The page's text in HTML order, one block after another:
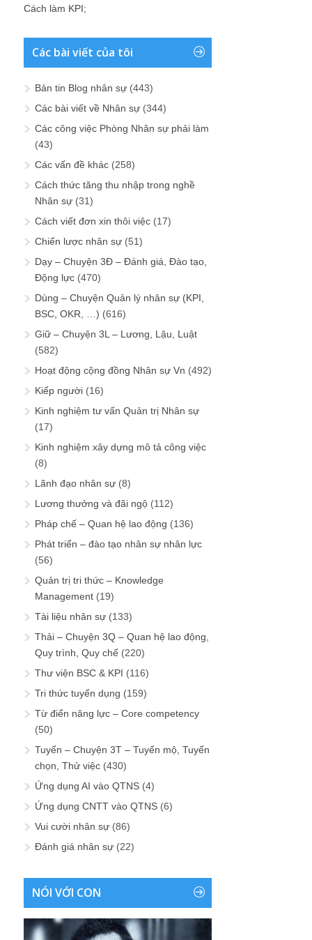
Cách làm KPI;
Các bài viết của tôi
Bản tin Blog nhân sự (443)
Các bài viết về Nhân sự (344)
Các công việc Phòng Nhân sự phải làm
(43)
Các vấn đề khác (258)
Cách thức tăng thu nhập trong nghề
Nhân sự (31)
Cách viết đơn xin thôi việc (17)
Chiến lược nhân sự (51)
Dạy – Chuyện 3Đ – Đánh giá, Đào tạo,
Động lực (470)
Dùng – Chuyện Quản lý nhân sự (KPI,
BSC, OKR, …) (616)
Giữ – Chuyện 3L – Lương, Lậu, Luật
(582)
Hoạt động cộng đồng Nhân sự Vn (492)
Kiếp người (16)
Kinh nghiệm tư vấn Quản trị Nhân sự
(17)
Kinh nghiệm xây dựng mô tả công việc
(8)
Lãnh đạo nhân sự (8)
Lương thưởng và đãi ngộ (112)
Pháp chế – Quan hệ lao động (136)
Phát triển – đào tạo nhân sự nhân lực
(56)
Quản trị tri thức – Knowledge
Management (19)
Tài liệu nhân sự (133)
Thải – Chuyện 3Q – Quan hệ lao động,
Quy trình, Quy chế (220)
Thư viện BSC & KPI (116)
Tri thức tuyển dụng (159)
Từ điển năng lực – Core competency
(50)
Tuyển – Chuyện 3T – Tuyển mộ, Tuyển
chọn, Thử việc (430)
Ứng dụng AI vào QTNS (4)
Ứng dụng CNTT vào QTNS (6)
Vui cười nhân sự (86)
Đánh giá nhân sự (22)
NÓI VỚI CON